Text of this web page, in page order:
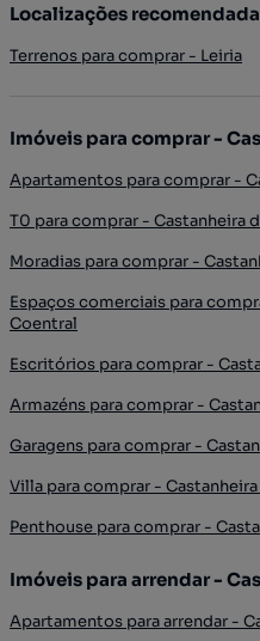
Localizações
Terrenos para comprar - Leiria
Imóveis para comprar -
Apartamentos para comprar -
T0 para comprar - Castanheira
Moradias para comprar -
Espaços comerciais para
Coentral
Escritórios para comprar -
Armazéns para comprar -
Garagens para comprar -
Villa para comprar -
Penthouse para comprar -
Imóveis para arrendar -
Apartamentos para arrendar -